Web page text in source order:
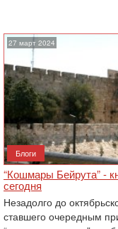
27 март 2024
Блоги
“Кошмары Бейрута” -
сегодня
Незадолго до
ставшего очередным